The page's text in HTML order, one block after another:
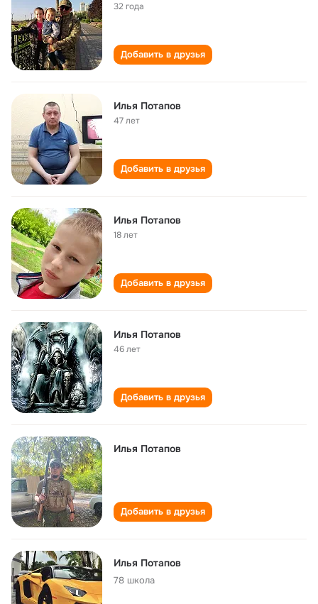
32 года
Добавить в друзья
Илья Потапов
47 лет
Добавить в друзья
Илья Потапов
18 лет
Добавить в друзья
Илья Потапов
46 лет
Добавить в друзья
Илья Потапов
Добавить в друзья
Илья Потапов
78 школа